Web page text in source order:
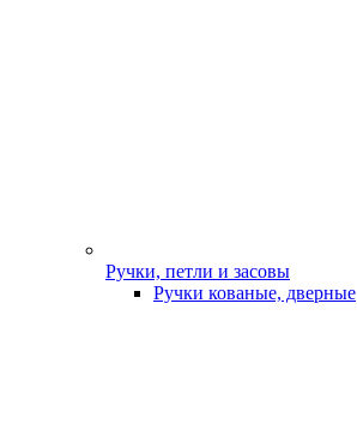
Ручки, петли и засовы
Ручки кованые, дверные